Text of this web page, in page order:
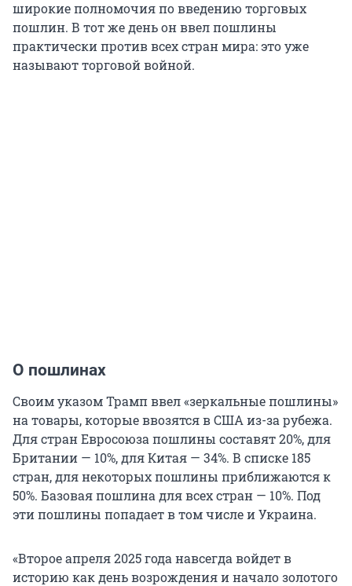
широкие полномочия по введению торговых
пошлин. В тот же день он ввел пошлины
практически против всех стран мира: это уже
называют торговой войной.
О пошлинах
Своим указом Трамп ввел «зеркальные пошлины»
на товары, которые ввозятся в США из-за рубежа.
Для стран Евросоюза пошлины составят 20%, для
Британии — 10%, для Китая — 34%. В списке 185
стран, для некоторых пошлины приближаются к
50%. Базовая пошлина для всех стран — 10%. Под
эти пошлины попадает в том числе и Украина.
«Второе апреля 2025 года навсегда войдет в
историю как день возрождения и начало золотого